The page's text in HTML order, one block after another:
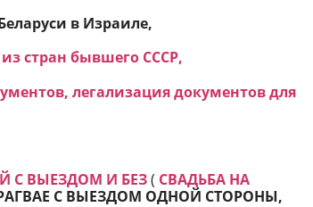
в Израиле,
стран бывшего СССР,
легализация документов для
С ВЫЕЗДОМ И БЕЗ( СВАДЬБА НА
С ВЫЕЗДОМ ОДНОЙ СТОРОНЫ,